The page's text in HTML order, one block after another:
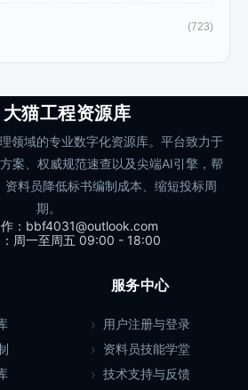
(723)
大猫工程资源库
领域的专业数字化资源库。平台致力于
案、权威规范速查以及尖端AI引擎，帮
资料员降低标书编制成本、缩短投标周
期。
：bbf4031@outlook.com
：周一至周五 09:00 - 18:00
服务中心
用户注册与登录
资料员技能学堂
技术支持与反馈